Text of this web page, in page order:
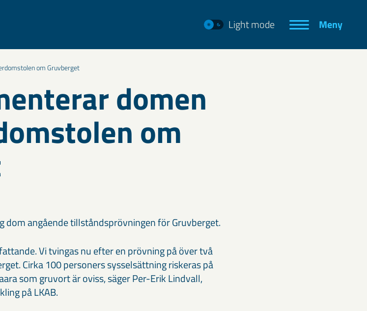
Light mode Meny
om Gruvberget
domen
om
angående tillståndsprövningen för Gruvberget.
Vi tvingas nu efter en prövning på över två
Cirka 100 personers sysselsättning riskeras på
som gruvort är oviss, säger Per-Erik Lindvall,
på LKAB.